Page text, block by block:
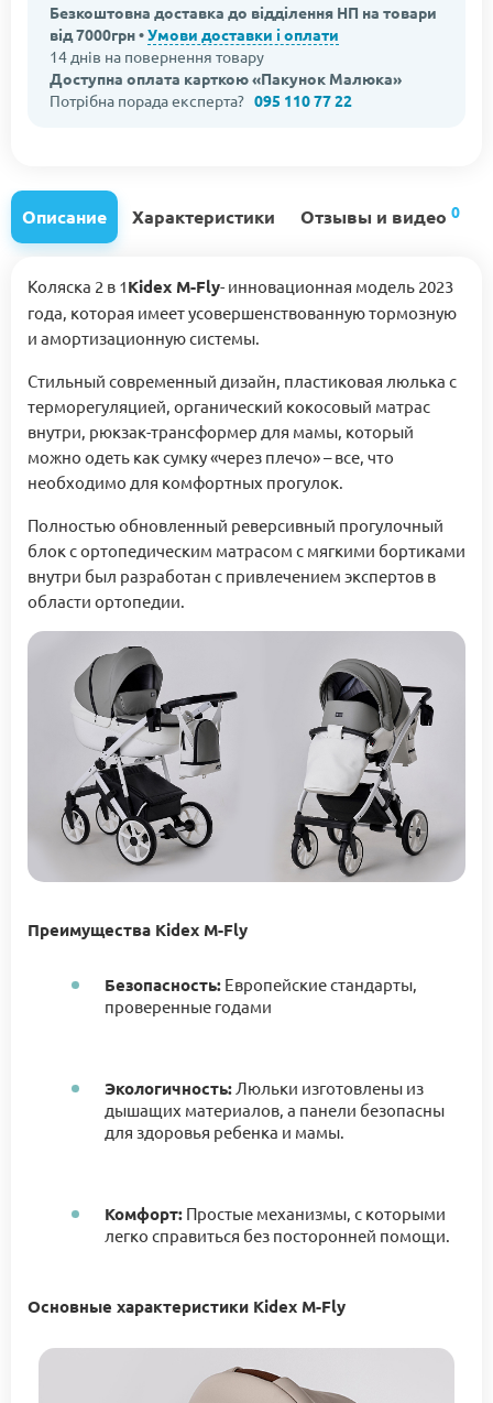
Безкоштовна доставка до відділення НП на товари
від 7000грн •Умови доставки і оплати
14 днів на повернення товару
Доступна оплата карткою «Пакунок Малюка»
Потрібна порада експерта? 095 110 77 22
Описание Характеристики Отзывы и видео 0
Коляска 2 в 1Kidex M-Fly- инновационная модель 2023
года, которая имеет усовершенствованную тормозную
и амортизационную системы.
Стильный современный дизайн, пластиковая люлька с
терморегуляцией, органический кокосовый матрас
внутри, рюкзак-трансформер для мамы, который
можно одеть как сумку «через плечо» – все, что
необходимо для комфортных прогулок.
Полностью обновленный реверсивный прогулочный
блок с ортопедическим матрасом с мягкими бортиками
внутри был разработан с привлечением экспертов в
области ортопедии.
Преимущества Kidex M-Fly
Безопасность: Европейские стандарты,
проверенные годами
Экологичность: Люльки изготовлены из
дышащих материалов, а панели безопасны
для здоровья ребенка и мамы.
Комфорт: Простые механизмы, с которыми
легко справиться без посторонней помощи.
Основные характеристики Kidex M-Fly